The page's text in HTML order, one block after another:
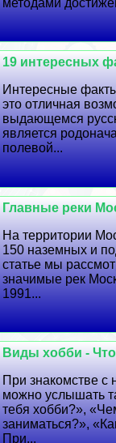
19 интересных
Интересные
это отличная
выдающемся
является
полевой...
Главные реки
На территории
150 наземных и
статье мы
значимые рек
1991...
Виды хобби -
При знакомстве
можно услышать
тебя хобби?»,
заниматься?»,
При...